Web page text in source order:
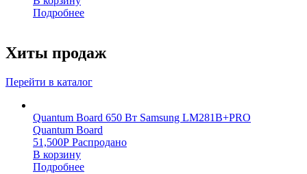
Подробнее
Хиты продаж
Перейти в каталог
Quantum Board 650 Вт Samsung LM281B+PRO
Quantum Board
51,500Р Распродано
В корзину
Подробнее